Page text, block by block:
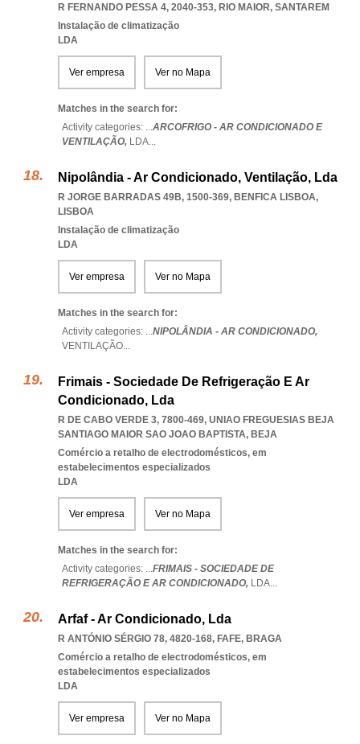
R FERNANDO PESSA 4, 2040-353, RIO MAIOR, SANTAREM
Instalação de climatização
LDA
Ver empresa Ver no Mapa
Matches in the search for:
Activity categories: ...ARCOFRIGO - AR CONDICIONADO E
VENTILAÇÃO, LDA...
Nipolândia - Ar Condicionado, Ventilação, Lda
R JORGE BARRADAS 49B, 1500-369, BENFICA LISBOA,
LISBOA
Instalação de climatização
LDA
Ver empresa Ver no Mapa
Matches in the search for:
Activity categories: ...NIPOLÂNDIA - AR CONDICIONADO,
VENTILAÇÃO...
Frimais - Sociedade De Refrigeração E Ar
Condicionado, Lda
R DE CABO VERDE 3, 7800-469, UNIAO FREGUESIAS BEJA
SANTIAGO MAIOR SAO JOAO BAPTISTA, BEJA
Comércio a retalho de electrodomésticos, em
estabelecimentos especializados
LDA
Ver empresa Ver no Mapa
Matches in the search for:
Activity categories: ...FRIMAIS - SOCIEDADE DE
REFRIGERAÇÃO E AR CONDICIONADO, LDA...
Arfaf - Ar Condicionado, Lda
R ANTÓNIO SÉRGIO 78, 4820-168, FAFE, BRAGA
Comércio a retalho de electrodomésticos, em
estabelecimentos especializados
LDA
Ver empresa Ver no Mapa